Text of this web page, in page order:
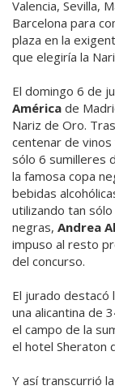
Valencia, Sevilla,
Barcelona para
plaza en la
que elegiría la
El domingo 6 de
América de
Nariz de Oro.
centenar de
sólo 6 sumilleres
la famosa copa
bebidas
utilizando tan
negras, Andrea
impuso al resto
del concurso.
El jurado destacó
una alicantina de
el campo de la
el hotel Sheraton
Y así transcurrió